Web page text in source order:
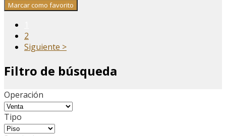
Marcar como favorito
2
Siguiente >
Filtro de búsqueda
Operación
Tipo